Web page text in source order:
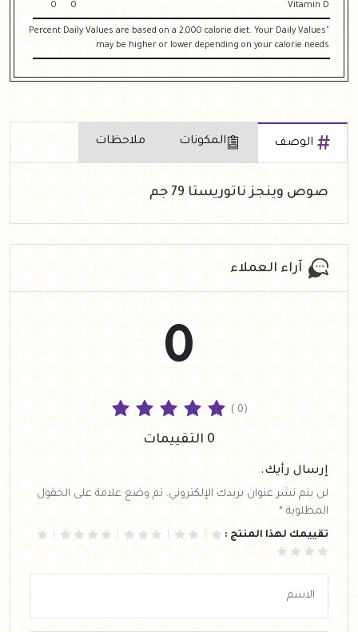
Vitamin D
0
0
"Percent Daily Values are based on a 2,000 calorie diet. Your Daily Values
may be higher or lower depending on your calorie needs
الوصف المكونات ملاحظات
صوص وينجز ناتوريستا 79 جم
آراء العملاء
0
( 0)
0 التقييمات
إرسال رأيك.
لن يتم نشر عنوان بريدك الإلكتروني. تم وضع علامة على الحقول
المطلوبة *
تقييمك لهذا المنتج :